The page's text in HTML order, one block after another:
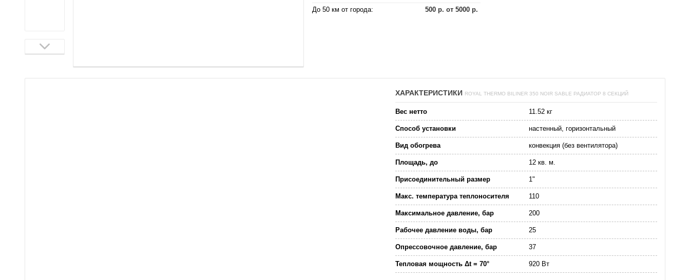
До 50 км от города:
500 р. от 5000 р.
ХАРАКТЕРИСТИКИ ROYAL THERMO BILINER 350 NOIR SABLE РАДИАТОР 8 СЕКЦИЙ
Вес нетто 11.52 кг
Способ установки настенный, горизонтальный
Вид обогрева конвекция (без вентилятора)
Площадь, до 12 кв. м.
Присоединительный размер 1"
Макс. температура теплоносителя 110
Максимальное давление, бар 200
Рабочее давление воды, бар 25
Опрессовочное давление, бар 37
Тепловая мощность Δt = 70° 920 Вт